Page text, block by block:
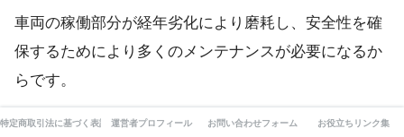
車両の稼働部分が経年劣化により磨耗し、安全性を確
保するためにより多くのメンテナンスが必要になるか
らです。
具体的には、ブレーキパッドやタイヤ、バッテリーな
特定商取引法に基づく表記 運営者プロフィール お問い合わせフォーム お役立ちリンク集